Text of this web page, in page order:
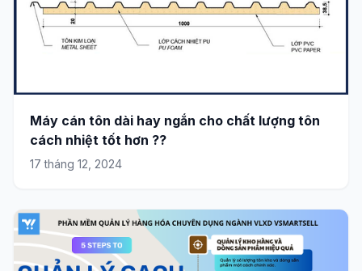
Máy cán tôn dài hay ngắn cho chất lượng tôn
cách nhiệt tốt hơn ??
17 tháng 12, 2024